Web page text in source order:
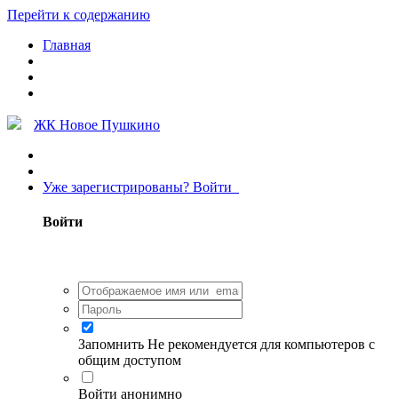
Перейти к содержанию
Главная
ЖК Новое Пушкино
Уже зарегистрированы? Войти
Войти
Запомнить Не рекомендуется для компьютеров с
общим доступом
Войти анонимно